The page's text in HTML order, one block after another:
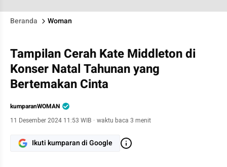
Beranda Woman
Tampilan Cerah Kate Middleton di
Konser Natal Tahunan yang
Bertemakan Cinta
kumparanWOMAN
11 Desember 2024 11:53 WIB · waktu baca 3 menit
Ikuti kumparan di Google